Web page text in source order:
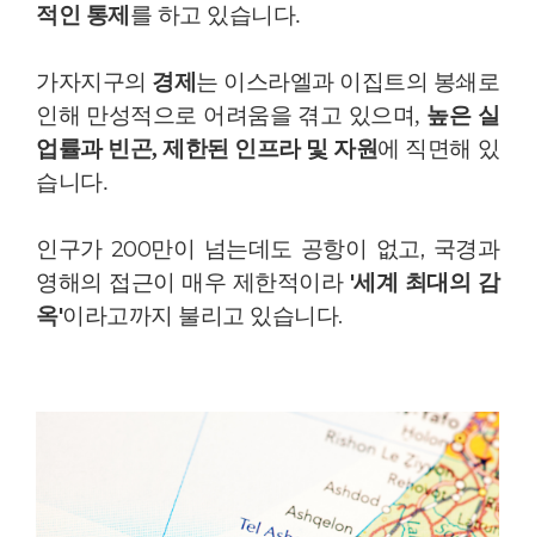
적인 통제 를 하고 있습니다.
가자지구의 경제 는 이스라엘과 이집트의 봉쇄로
인해 만성적으로 어려움을 겪고 있으며, 높은 실
업률과 빈곤, 제한된 인프라 및 자원에 직면해 있
습니다.
인구가 200만이 넘는데도 공항이 없고, 국경과
영해의 접근이 매우 제한적이라 '세계 최대의 감
옥'이라고까지 불리고 있습니다.